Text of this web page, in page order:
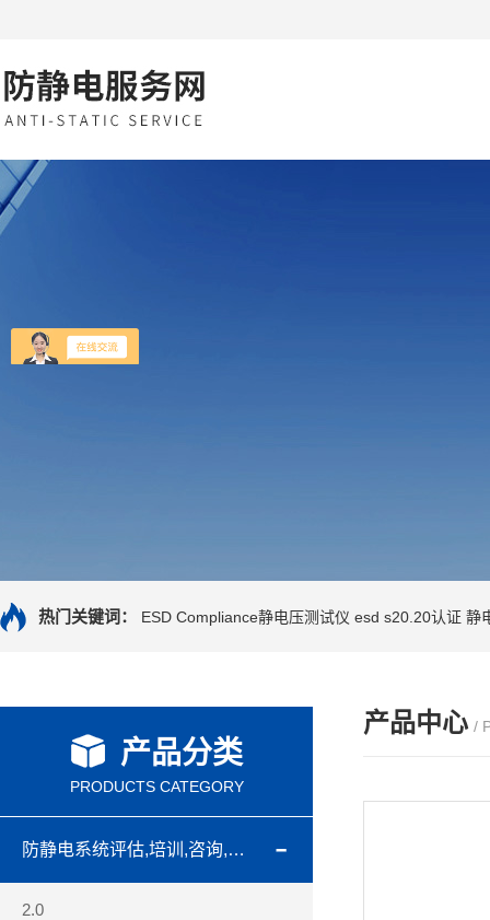
热门关键词： ESD Compliance静电压测试仪 esd s20.20认证 静
产品分类
PRODUCTS CATEGORY
防静电系统评估,培训,咨询,认证
2.0
产品中心 /